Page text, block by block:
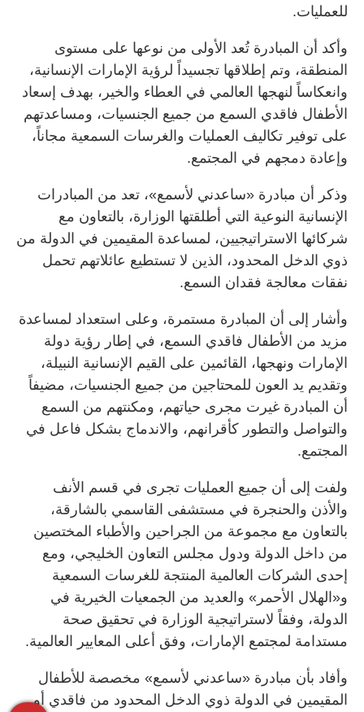
للعمليات.
وأكد أن المبادرة تُعد الأولى من نوعها على مستوى
المنطقة، وتم إطلاقها تجسيداً لرؤية الإمارات الإنسانية،
وانعكاساً لنهجها العالمي في العطاء والخير، بهدف إسعاد
الأطفال فاقدي السمع من جميع الجنسيات، ومساعدتهم
على توفير تكاليف العمليات والغرسات السمعية مجاناً،
وإعادة دمجهم في المجتمع.
وذكر أن مبادرة «ساعدني لأسمع»، تعد من المبادرات
الإنسانية النوعية التي أطلقتها الوزارة، بالتعاون مع
شركائها الاستراتيجيين، لمساعدة المقيمين في الدولة من
ذوي الدخل المحدود، الذين لا تستطيع عائلاتهم تحمل
نفقات معالجة فقدان السمع.
وأشار إلى أن المبادرة مستمرة، وعلى استعداد لمساعدة
مزيد من الأطفال فاقدي السمع، في إطار رؤية دولة
الإمارات ونهجها، القائمين على القيم الإنسانية النبيلة،
وتقديم يد العون للمحتاجين من جميع الجنسيات، مضيفاً
أن المبادرة غيرت مجرى حياتهم، ومكنتهم من السمع
والتواصل والتطور كأقرانهم، والاندماج بشكل فاعل في
المجتمع.
ولفت إلى أن جميع العمليات تجرى في قسم الأنف
والأذن والحنجرة في مستشفى القاسمي بالشارقة،
بالتعاون مع مجموعة من الجراحين والأطباء المختصين
من داخل الدولة ودول مجلس التعاون الخليجي، ومع
إحدى الشركات العالمية المنتجة للغرسات السمعية
و«الهلال الأحمر» والعديد من الجمعيات الخيرية في
الدولة، وفقاً لاستراتيجية الوزارة في تحقيق صحة
مستدامة لمجتمع الإمارات، وفق أعلى المعايير العالمية.
وأفاد بأن مبادرة «ساعدني لأسمع» مخصصة للأطفال
المقيمين في الدولة ذوي الدخل المحدود من فاقدي أو